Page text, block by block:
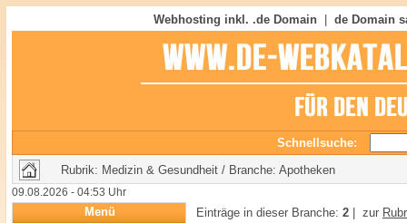
Webhosting inkl. .de Domain de Domain
Schnellsuche:
Rubrik: Medizin & Gesundheit / Branche: Apotheken
09.08.2026 - 04:53 Uhr
Menü
Einträge in dieser Branche: 2 | zur